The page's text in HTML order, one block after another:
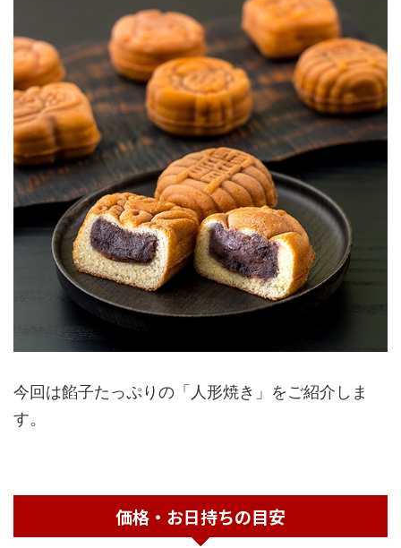
今回は餡子たっぷりの「人形焼き」をご紹介しま
す。
価格・お日持ちの目安